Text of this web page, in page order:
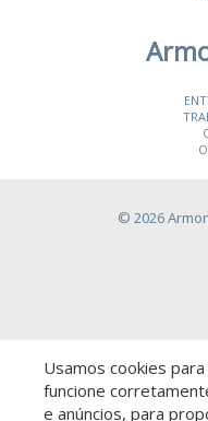
© 2026
Usamos cookies
funcione
e anúncios, para